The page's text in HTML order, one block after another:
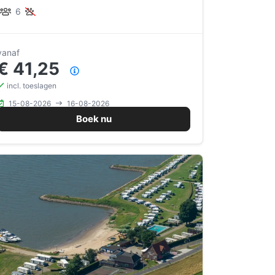
6
41,25
incl. toeslagen
15-08-2026
16-08-2026
Boek nu